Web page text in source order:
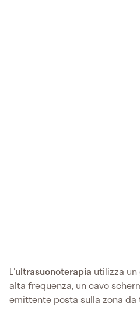
L'ultrasuonoterapia utilizza
alta frequenza, un cavo
emittente posta sulla zona